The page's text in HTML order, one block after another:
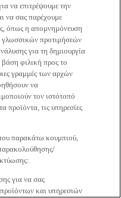
να επιτρέψουμε την
να σας παρέχουμε
όπως η απομνημόνευση
γλωσσικών προτιμήσεών
για τη δημιουργία
βάση φιλική προς το
γραμμές των αρχών
να
τον ιστότοπό
προϊόντα, τις υπηρεσίες
παρακάτω κουμπιού,
για να σας
και υπηρεσιών